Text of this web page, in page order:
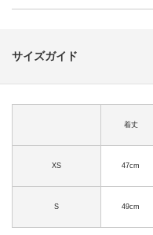
サイズガイド
着丈
XS 47cm
S 49cm